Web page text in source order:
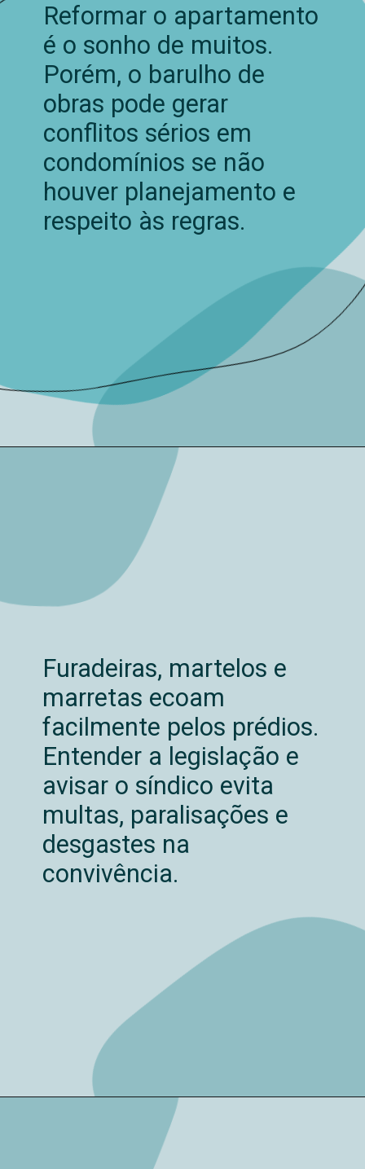
Reformar o apartamento
é o sonho de muitos.
Porém, o barulho de
obras pode gerar
conflitos sérios em
condomínios se não
houver planejamento e
respeito às regras.
Furadeiras, martelos e
marretas ecoam
facilmente pelos prédios.
Entender a legislação e
avisar o síndico evita
multas, paralisações e
desgastes na
convivência.